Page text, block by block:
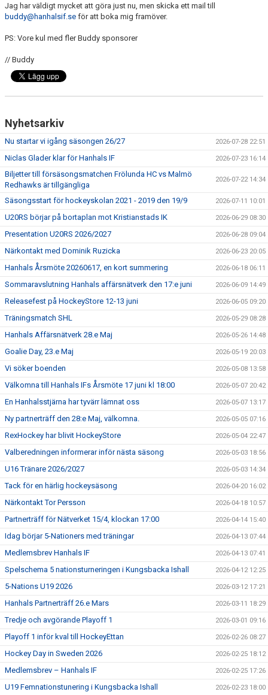
Jag har väldigt mycket att göra just nu, men skicka ett mail till
buddy@hanhalsif.se för att boka mig framöver.
PS: Vore kul med fler Buddy sponsorer
// Buddy
Nyhetsarkiv
Nu startar vi igång säsongen 26/27 2026-07-28 22:51
Niclas Glader klar för Hanhals IF 2026-07-23 16:14
Biljetter till försäsongsmatchen Frölunda HC vs Malmö
Redhawks är tillgängliga
2026-07-22 14:34
Säsongsstart för hockeyskolan 2021 - 2019 den 19/9 2026-07-11 10:01
U20RS börjar på bortaplan mot Kristianstads IK 2026-06-29 08:30
Presentation U20RS 2026/2027 2026-06-28 09:04
Närkontakt med Dominik Ruzicka 2026-06-23 20:05
Hanhals Årsmöte 20260617, en kort summering 2026-06-18 06:11
Sommaravslutning Hanhals affärsnätverk den 17:e juni 2026-06-09 14:49
Releasefest på HockeyStore 12-13 juni 2026-06-05 09:20
Träningsmatch SHL 2026-05-29 08:28
Hanhals Affärsnätverk 28.e Maj 2026-05-26 14:48
Goalie Day, 23.e Maj 2026-05-19 20:03
Vi söker boenden 2026-05-08 13:58
Välkomna till Hanhals IFs Årsmöte 17 juni kl 18:00 2026-05-07 20:42
En Hanhalsstjärna har tyvärr lämnat oss 2026-05-07 13:17
Ny partnerträff den 28:e Maj, välkomna. 2026-05-05 07:16
RexHockey har blivit HockeyStore 2026-05-04 22:47
Valberedningen informerar inför nästa säsong 2026-05-03 18:56
U16 Tränare 2026/2027 2026-05-03 14:34
Tack för en härlig hockeysäsong 2026-04-20 16:02
Närkontakt Tor Persson 2026-04-18 10:57
Partnerträff för Nätverket 15/4, klockan 17:00 2026-04-14 15:40
Idag börjar 5-Nationers med träningar 2026-04-13 07:44
Medlemsbrev Hanhals IF 2026-04-13 07:41
Spelschema 5 nationsturneringen i Kungsbacka Ishall 2026-04-12 12:25
5-Nations U19 2026 2026-03-12 17:21
Hanhals Partnerträff 26.e Mars 2026-03-11 18:29
Tredje och avgörande Playoff 1 2026-03-01 09:16
Playoff 1 inför kval till HockeyEttan 2026-02-26 08:27
Hockey Day in Sweden 2026 2026-02-25 18:12
Medlemsbrev – Hanhals IF 2026-02-25 17:26
U19 Femnationstunering i Kungsbacka Ishall 2026-02-23 18:00